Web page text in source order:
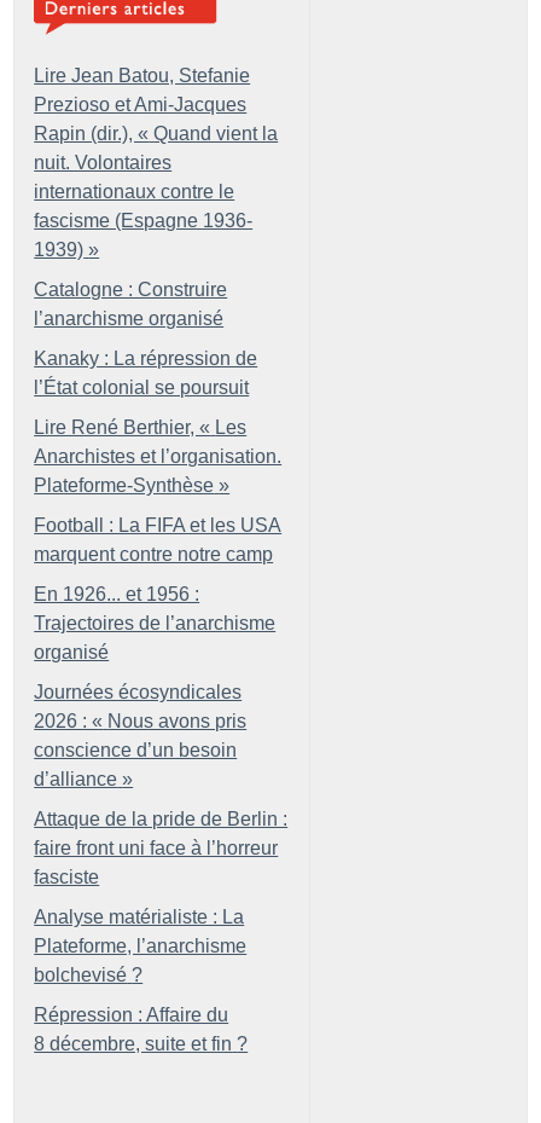
Lire Jean Batou, Stefanie
Prezioso et Ami-Jacques
Rapin (dir.), « Quand vient la
nuit. Volontaires
internationaux contre le
fascisme (Espagne 1936-
1939) »
Catalogne : Construire
l’anarchisme organisé
Kanaky : La répression de
l’État colonial se poursuit
Lire René Berthier, « Les
Anarchistes et l’organisation.
Plateforme-Synthèse »
Football : La FIFA et les USA
marquent contre notre camp
En 1926... et 1956 :
Trajectoires de l’anarchisme
organisé
Journées écosyndicales
2026 : « Nous avons pris
conscience d’un besoin
d’alliance »
Attaque de la pride de Berlin :
faire front uni face à l’horreur
fasciste
Analyse matérialiste : La
Plateforme, l’anarchisme
bolchevisé ?
Répression : Affaire du
8 décembre, suite et fin ?